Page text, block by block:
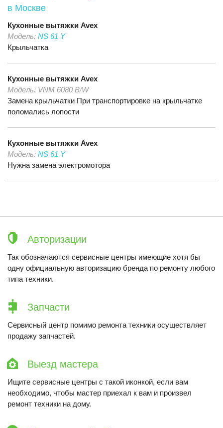
в Москве
Кухонные вытяжки Avex
Модель: NS 61 Y
Крыльчатка
Кухонные вытяжки Avex
Модель: VNM 6080 B/W
Замена крыльчатки При транспортировке на крыльчатке
поломались лопости
Кухонные вытяжки Avex
Модель: NS 61 Y
Нужна замена электромотора
Авторизации
Так обозначаются сервисные центры имеющие хотя бы
одну официальную авторизацию бренда по ремонту любого
типа техники.
Запчасти
Сервисный центр помимо ремонта техники осуществляет
продажу запчастей.
Выезд мастера
Ищите сервисные центры с такой иконкой, если вам
необходимо, чтобы мастер приехал к вам и произвел
ремонт техники на дому.